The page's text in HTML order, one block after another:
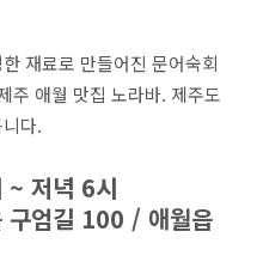
재료로 만들어진 문어숙회
주 애월 맛집 노라바. 제주도
다.
~ 저녁 6시
구엄길 100 / 애월읍